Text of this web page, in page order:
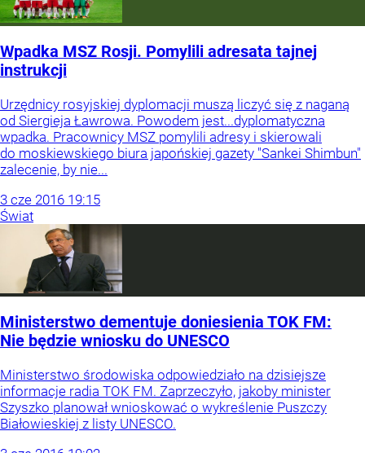
Wpadka MSZ Rosji. Pomylili adresata tajnej
instrukcji
Urzędnicy rosyjskiej dyplomacji muszą liczyć się z naganą
od Siergieja Ławrowa. Powodem jest...dyplomatyczna
wpadka. Pracownicy MSZ pomylili adresy i skierowali
do moskiewskiego biura japońskiej gazety "Sankei Shimbun"
zalecenie, by nie...
3 cze 2016 19:15
Świat
Ministerstwo dementuje doniesienia TOK FM:
Nie będzie wniosku do UNESCO
Ministerstwo środowiska odpowiedziało na dzisiejsze
informacje radia TOK FM. Zaprzeczyło, jakoby minister
Szyszko planował wnioskować o wykreślenie Puszczy
Białowieskiej z listy UNESCO.